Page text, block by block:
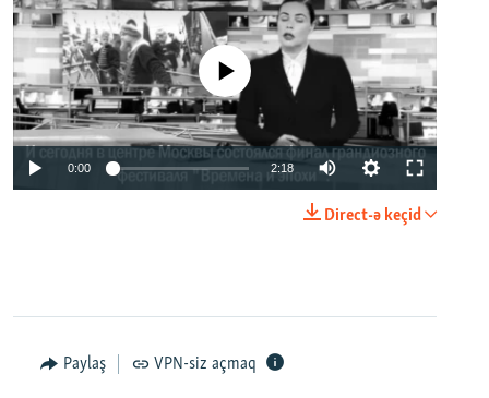
No media source currently available
0:00 2:18
Direct-ə keçid
Paylaş VPN-siz açmaq